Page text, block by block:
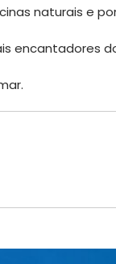
naturais e
encantadores